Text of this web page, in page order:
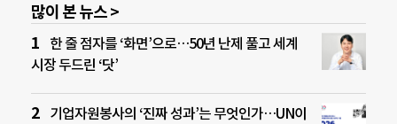
많이 본 뉴스 >
한 줄 점자를 ‘화면’으로…50년 난제 풀고 세계
시장 두드린 ‘닷’
기업자원봉사의 ‘진짜 성과’는 무엇인가…UN이